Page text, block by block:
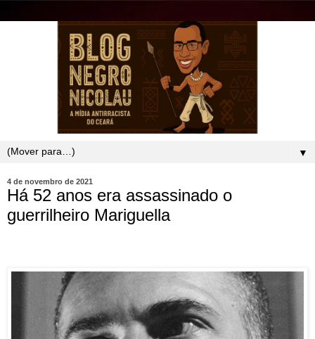
▼
4 de novembro de 2021
Há 52 anos era assassinado o
guerrilheiro Mariguella